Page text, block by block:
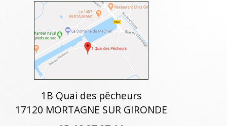
1B Quai des pêcheurs
17120 MORTAGNE SUR GIRONDE